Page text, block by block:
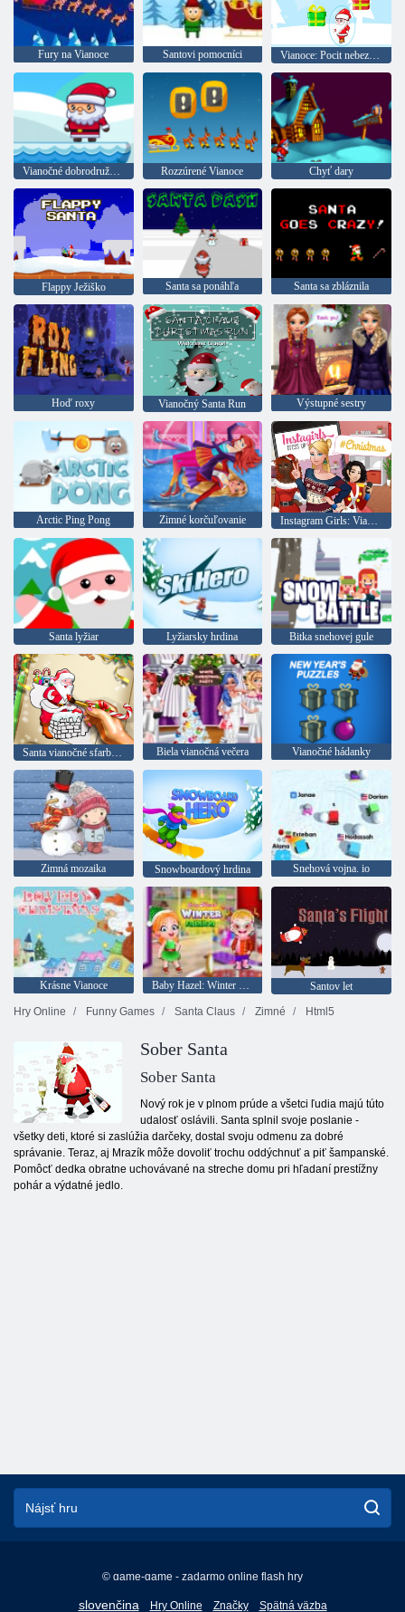
Fury na Vianoce Santovi pomocníci Vianoce: Pocit nebezpečenstvo
Rozzúrené Vianoce Chyť dary
Flappy Ježiško Santa sa ponáhľa Santa sa zbláznila
Hoď roxy Vianočný Santa Run Výstupné sestry
Arctic Ping Pong Zimné korčuľovanie Instagram Girls: Vianočné šaty
Santa lyžiar Lyžiarsky hrdina Bitka snehovej gule
Santa vianočné sfarbenie Biela vianočná večera Vianočné hádanky
Zimná mozaika Snowboardový hrdina Snehová vojna. io
Krásne Vianoce
Santov let
Hry Online
Funny Games Santa Claus Zimné Html5
Sober Santa
Sober Santa
Nový rok je v plnom prúde a všetci ľudia majú túto
udalosť oslávili. Santa splnil svoje poslanie -
všetky deti, ktoré si zaslúžia darčeky, dostal svoju odmenu za dobré
správanie. Teraz, aj Mrazík môže dovoliť trochu oddýchnuť a piť šampanské.
Pomôcť dedka obratne uchovávané na streche domu pri hľadaní prestížny
pohár a výdatné jedlo.
© game-game - zadarmo online flash hry
slovenčina
English
Hry Online Značky Spätná väzba